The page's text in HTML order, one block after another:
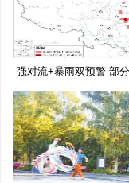
强对流+暴雨双预警 部
10